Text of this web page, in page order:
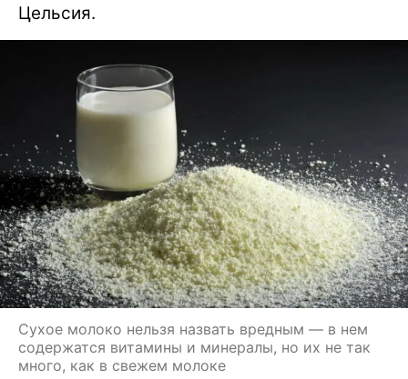
Цельсия.
Сухое молоко нельзя назвать вредным — в нем
содержатся витамины и минералы, но их не так
много, как в свежем молоке